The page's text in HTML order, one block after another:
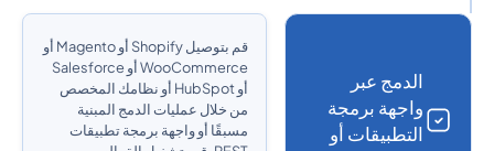
الدمج عبر
واجهة برمجة
التطبيقات أو
قم بتوصيل Shopify أو Magento أو
WooCommerce أو Salesforce
أو HubSpot أو نظامك المخصص
من خلال عمليات الدمج المبنية
مسبقًا أو واجهة برمجة تطبيقات